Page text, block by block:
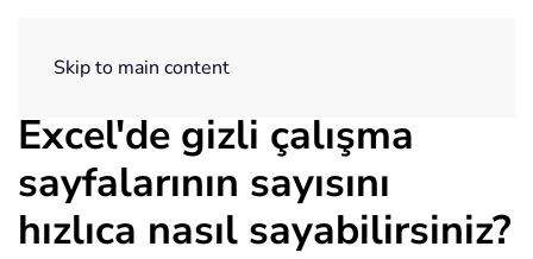
Skip to main content
Excel'de gizli çalışma
sayfalarının sayısını
hızlıca nasıl sayabilirsiniz?